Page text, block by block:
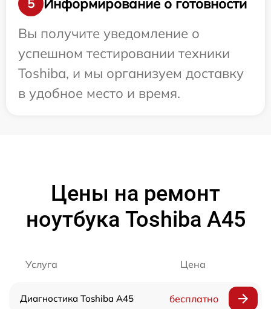
5
Информирование о готовности
Вы получите уведомление о
успешном тестировании техники
Toshiba, и мы организуем доставку
в удобное место и время.
Цены на ремонт
ноутбука Toshiba A45
Услуга Цена
Диагностика Toshiba A45 бесплатно